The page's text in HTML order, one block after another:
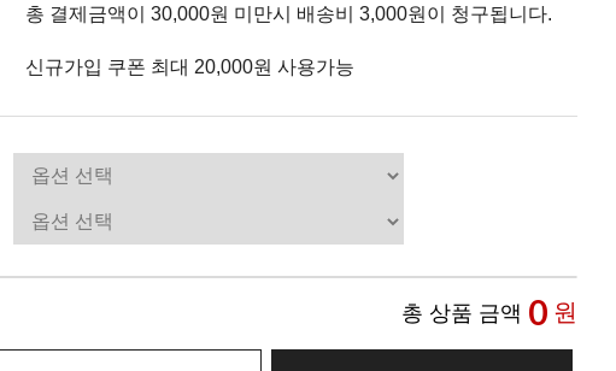
총 결제금액이 30,000원 미만시 배송비 3,000원이 청구됩니다.
신규가입 쿠폰 최대 20,000원 사용가능
총 상품 금액 0 원